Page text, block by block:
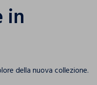
in
della nuova collezione.